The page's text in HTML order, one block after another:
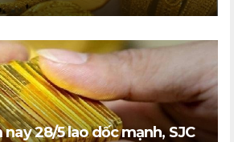
28/5 lao dốc mạnh, SJC